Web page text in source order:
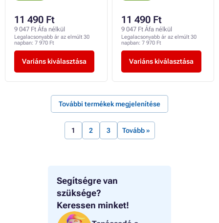
Segítségre van
szüksége?
Keressen minket!
11 490 Ft
9 047 Ft Áfa nélkül
Legalacsonyabb ár az elmúlt 30
napban: 7 970 Ft
Variáns kiválasztása
11 490 Ft
9 047 Ft Áfa nélkül
Legalacsonyabb ár az elmúlt 30
napban: 7 970 Ft
Variáns kiválasztása
További termékek megjelenítése
1 2 3 Tovább »